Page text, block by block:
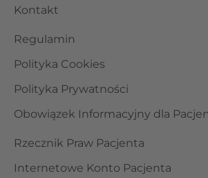
Kontakt
Regulamin
Polityka Cookies
Polityka Prywatności
Obowiązek Informacyjny dla
Rzecznik Praw Pacjenta
Internetowe Konto Pacjenta